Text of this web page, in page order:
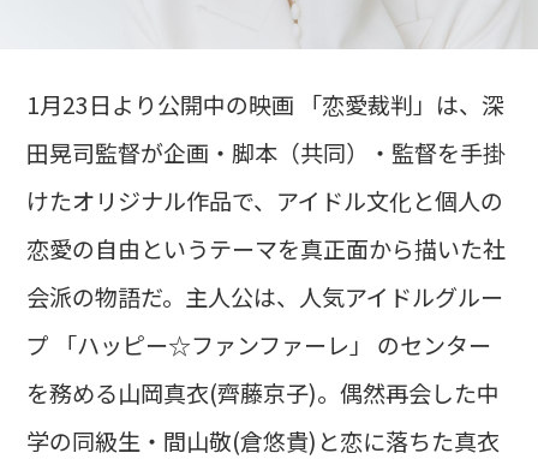
1月23日より公開中の映画 「恋愛裁判」は、深
田晃司監督が企画・脚本（共同）・監督を手掛
けたオリジナル作品で、アイドル文化と個人の
恋愛の自由というテーマを真正面から描いた社
会派の物語だ。主人公は、人気アイドルグルー
プ 「ハッピー☆ファンファーレ」 のセンター
を務める山岡真衣(齊藤京子)。偶然再会した中
学の同級生・間山敬(倉悠貴)と恋に落ちた真衣